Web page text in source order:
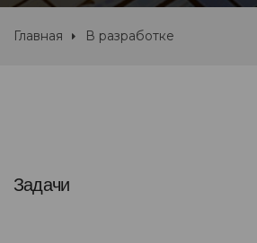
Главная В разработке
Задачи